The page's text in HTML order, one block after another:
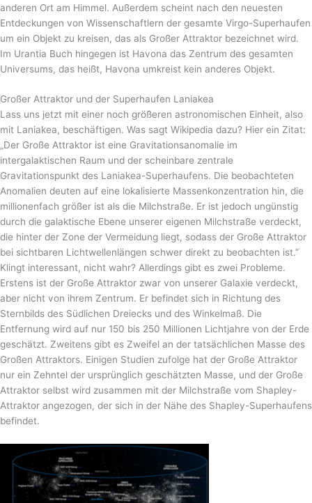
anderen Ort am Himmel. Außerdem scheint nach den neuesten
Entdeckungen von Wissenschaftlern der gesamte Virgo-Superhaufen
um ein Objekt zu kreisen, das als Großer Attraktor bezeichnet wird.
Im Urantia Buch hingegen ist Havona das Zentrum des gesamten
Universums, das heißt, Havona umkreist kein anderes Objekt.
Großer Attraktor und der Superhaufen Laniakea
Lass uns jetzt mit einer noch größeren astronomischen Einheit, also
mit Laniakea, beschäftigen. Was sagt Wikipedia dazu? Hier ein Zitat:
„Der Große Attraktor ist eine Gravitationsanomalie im
intergalaktischen Raum und der scheinbare zentrale
Gravitationspunkt des Laniakea-Superhaufens. Die beobachteten
Anomalien deuten auf eine lokalisierte Massenkonzentration hin, die
millionenfach größer ist als die Milchstraße. Er ist jedoch ungünstig
durch die galaktische Ebene unserer eigenen Milchstraße verdeckt,
die hinter der Zone der Vermeidung liegt, sodass der Große Attraktor
bei sichtbaren Lichtwellenlängen schwer direkt zu beobachten ist.”
Klingt interessant, nicht wahr? Allerdings gibt es zwei Probleme.
Erstens ist der Große Attraktor zwar von unserer Galaxie verdeckt,
aber nicht von ihrem Zentrum. Er befindet sich in Richtung des
Sternbilds des Südlichen Dreiecks und des Winkelmaß. Die
Entfernung wird auf nur 150 bis 250 Millionen Lichtjahre von der Erde
geschätzt. Zweitens gibt es Zweifel an der tatsächlichen Masse des
Großen Attraktors. Einigen Studien zufolge hat der Große Attraktor
nur ein Zehntel der ursprünglich geschätzten Masse, und der Große
Attraktor selbst wird zusammen mit der Milchstraße vom Shapley-
Attraktor angezogen, der sich in der Nähe des Shapley-Superhaufens
befindet.